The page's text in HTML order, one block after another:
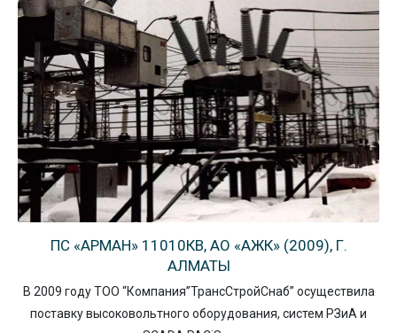
ПС «АРМАН» 11010КВ, АО «АЖК» (2009), Г.
АЛМАТЫ
В 2009 году ТОО “Компания”ТрансСтройСнаб” осуществила
поставку высоковольтного оборудования, систем РЗиА и